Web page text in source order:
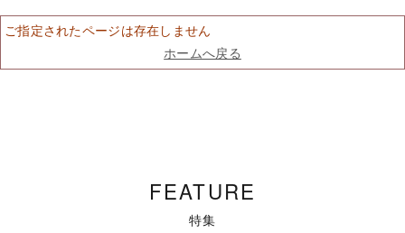
ご指定されたページは存在しません
ホームへ戻る
FEATURE
特集